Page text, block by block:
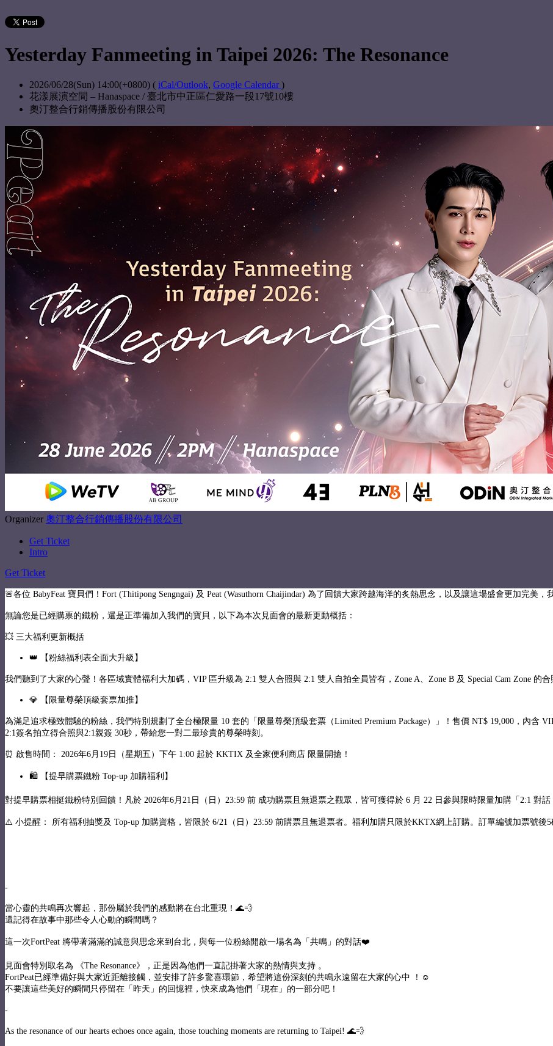
Yesterday Fanmeeting in Taipei 2026: The Resonance
2026/06/28(Sun) 14:00(+0800) ( iCal/Outlook, Google Calendar)
花漾展演空間 – Hanaspace / 臺北市中正區仁愛路一段17號10樓
奧汀整合行銷傳播股份有限公司
Organizer 奧汀整合行銷傳播股份有限公司
Get Ticket
Intro
Get Ticket
🚨各位 BabyFeat 寶貝們！Fort (Thitipong Sengngai) 及 Peat (Wasuthorn Chaijindar) 為了回饋大家跨越海洋的炙熱思念，以及讓這場盛會更加完美
無論您是已經購票的鐵粉，還是正準備加入我們的寶貝，以下為本次見面會的最新更動概括：
💥 三大福利更新概括
👑 【粉絲福利表全面大升級】
我們聽到了大家的心聲！各區域實體福利大加碼，VIP 區升級為 2:1 雙人合照與 2:1 雙人自拍全員皆有，Zone A、Zone B 及 Special Cam Zone 的合
💎 【限量尊榮頂級套票加推】
為滿足追求極致體驗的粉絲，我們特別規劃了全台極限量 10 套的「限量尊榮頂級套票（Limited Premium Package）」！售價 NT$ 19,000，內含
2:1簽名拍立得合照與2:1親簽 30秒，帶給您一對二最珍貴的尊榮時刻。
⏰ 啟售時間： 2026年6月19日（星期五）下午 1:00 起於 KKTIX 及全家便利商店 限量開搶！
🛍️ 【提早購票鐵粉 Top-up 加購福利】
對提早購票相挺鐵粉特別回饋！凡於 2026年6月21日（日）23:59 前 成功購票且無退票之觀眾，皆可獲得於 6 月 22 日參與限時限量加購「2:1 對
⚠️ 小提醒： 所有福利抽獎及 Top-up 加購資格，皆限於 6/21（日）23:59 前購票且無退票者。福利加購只限於KKTX網上訂購。訂單編號加票號後
-
當心靈的共鳴再次響起，那份屬於我們的感動將在台北重現！🌊💨
還記得在故事中那些令人心動的瞬間嗎？
這一次FortPeat 將帶著滿滿的誠意與思念來到台北，與每一位粉絲開啟一場名為「共鳴」的對話❤️
見面會特別取名為 《The Resonance》，正是因為他們一直記掛著大家的熱情與支持 。
FortPeat已經準備好與大家近距離接觸，並安排了許多驚喜環節，希望將這份深刻的共鳴永遠留在大家的心中 ！☺️
不要讓這些美好的瞬間只停留在「昨天」的回憶裡，快來成為他們「現在」的一部分吧！
-
As the resonance of our hearts echoes once again, those touching moments are returning to Taipei! 🌊💨